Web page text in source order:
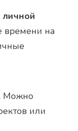
личной
времени на
Можно
или